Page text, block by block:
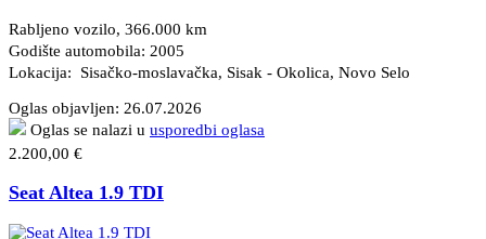
Rabljeno vozilo, 366.000 km
Godište automobila: 2005
Lokacija: Sisačko-moslavačka, Sisak - Okolica, Novo Selo
Oglas objavljen: 26.07.2026
Oglas se nalazi u usporedbi oglasa
2.200,00 €
Seat Altea 1.9 TDI